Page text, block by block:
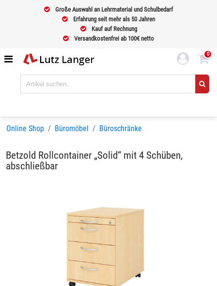
Große Auswahl an Lehrmaterial und Schulbedarf
Erfahrung seit mehr als 50 Jahren
Kauf auf Rechnung
Versandkostenfrei ab 100€ netto
0
Online Shop Büromöbel Büroschränke
Betzold Rollcontainer „Solid“ mit 4 Schüben,
abschließbar